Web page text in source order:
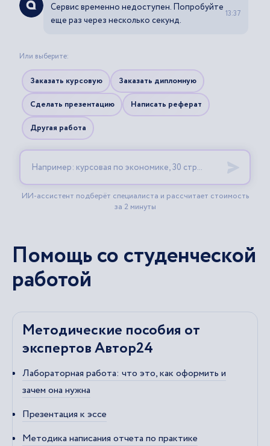
Помощь со студенческой
работой
Методические пособия от
экспертов Автор24
Лабораторная работа: что это, как оформить и
зачем она нужна
Презентация к эссе
Методика написания отчета по практике